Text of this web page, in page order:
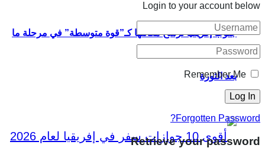
جنوب إفريقيا ترسخ مكانتها كـ”قوة متوسطة” في مرحلة ما
بعد الثورة
Login to your account below
Remember Me
Forgotten Password?
Retrieve your password